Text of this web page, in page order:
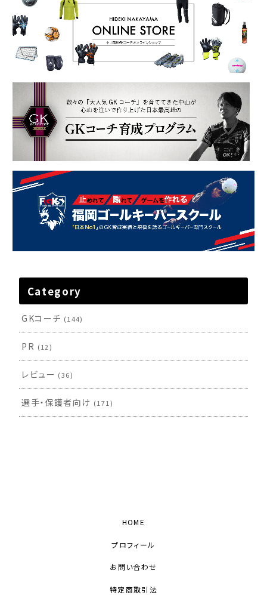
Category
GKコーチ (144)
PR (12)
レビュー (36)
選手・保護者向け (171)
HOME
プロフィール
お問い合わせ
特定商取引法